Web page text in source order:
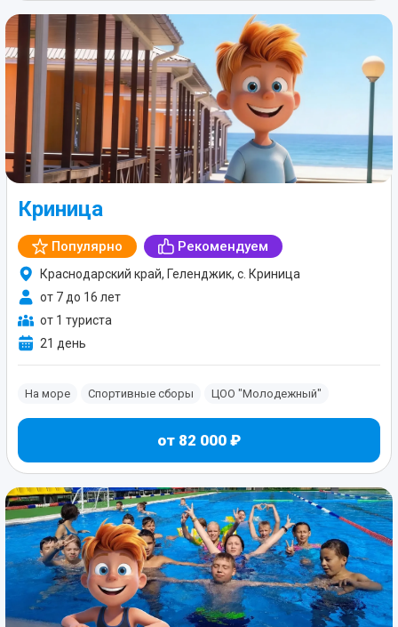
Криница
Популярно Рекомендуем
Краснодарский край, Геленджик, с. Криница
от 7 до 16 лет
от 1 туриста
21 день
На море Спортивные сборы ЦОО "Молодежный"
от 82 000 ₽